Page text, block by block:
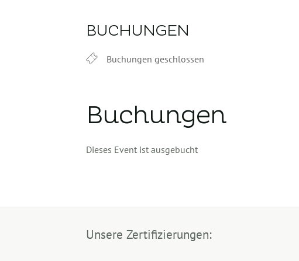
BUCHUNGEN
Buchungen geschlossen
Buchungen
Dieses Event ist ausgebucht
Unsere Zertifizierungen: